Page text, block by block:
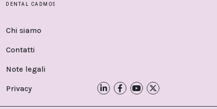
Chi siamo
Contatti
Note legali
Privacy